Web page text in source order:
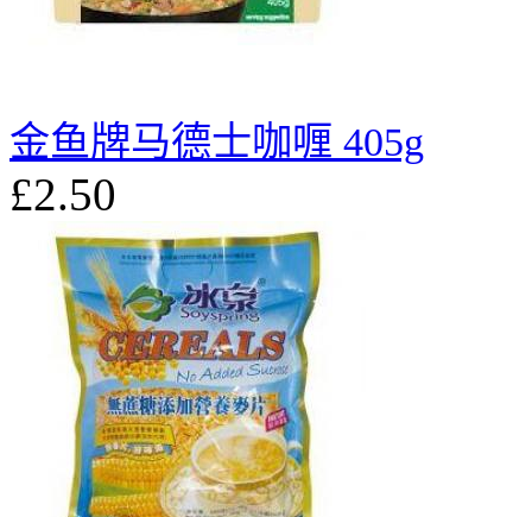
金鱼牌马德士咖喱 405g
£2.50